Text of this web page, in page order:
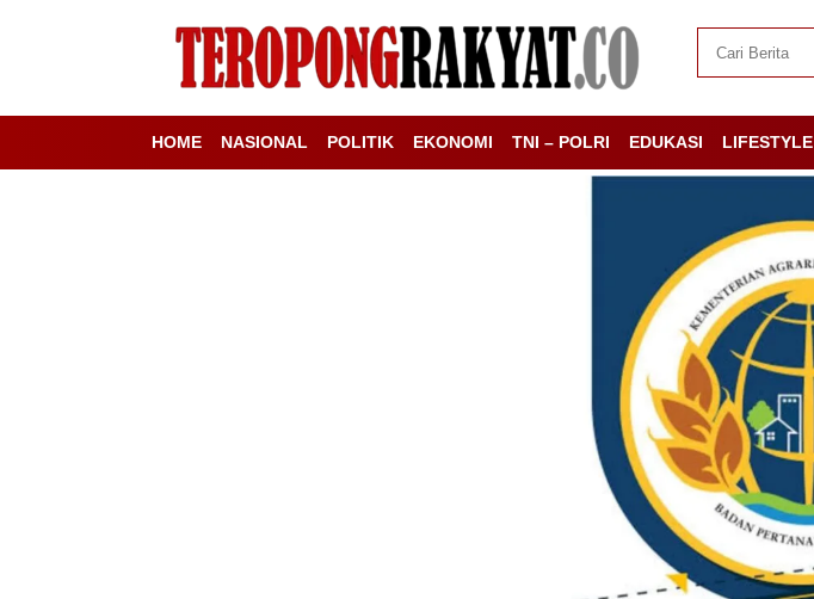
HOME NASIONAL POLITIK EKONOMI TNI – POLRI EDUKASI LIFESTYLE